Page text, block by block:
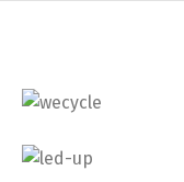
schroeven en